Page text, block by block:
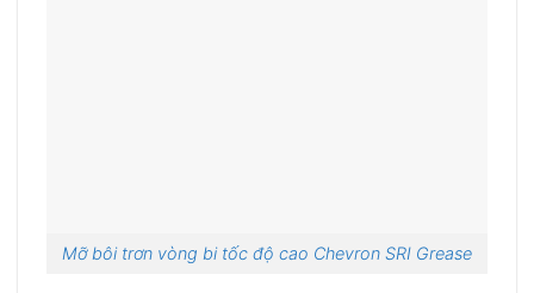
Mỡ bôi trơn vòng bi tốc độ cao Chevron SRI Grease